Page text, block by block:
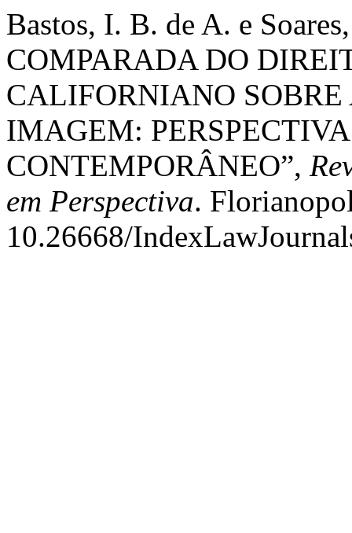
Bastos, I. B. de A. e
COMPARADA DO
CALIFORNIANO
IMAGEM:
CONTEMPORÂNEO”,
em Perspectiva.
10.26668/